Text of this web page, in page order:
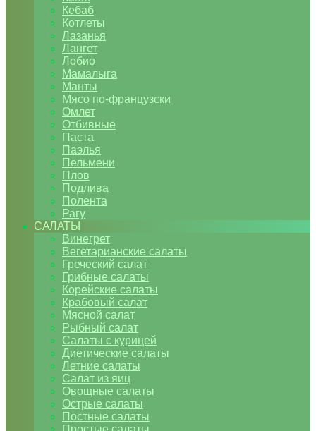
Кебаб
Котлеты
Лазанья
Лангет
Лобио
Мамалыга
Манты
Мясо по-французски
Омлет
Отбивные
Паста
Паэлья
Пельмени
Плов
Подлива
Полента
Рагу
САЛАТЫ
Винегрет
Вегетарианские салаты
Греческий салат
Грибные салаты
Корейские салаты
Крабовый салат
Мясной салат
Рыбный салат
Салаты с курицей
Диетические салаты
Летние салаты
Салат из яиц
Овощные салаты
Острые салаты
Постные салаты